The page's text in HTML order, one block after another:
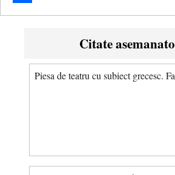
Share
Citate
Piesa de teatru cu subiect grecesc.